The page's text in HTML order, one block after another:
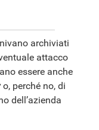
archiviati
attacco
essere anche
o, perché no, di
dell’azienda